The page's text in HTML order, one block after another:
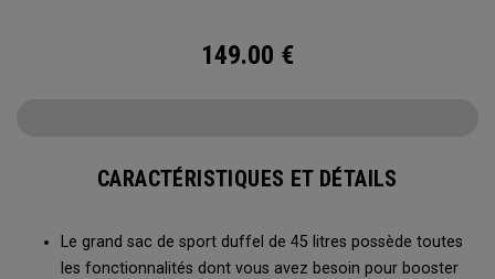
149.00 €
CARACTÉRISTIQUES ET DÉTAILS
Le grand sac de sport duffel de 45 litres possède toutes
les fonctionnalités dont vous avez besoin pour booster